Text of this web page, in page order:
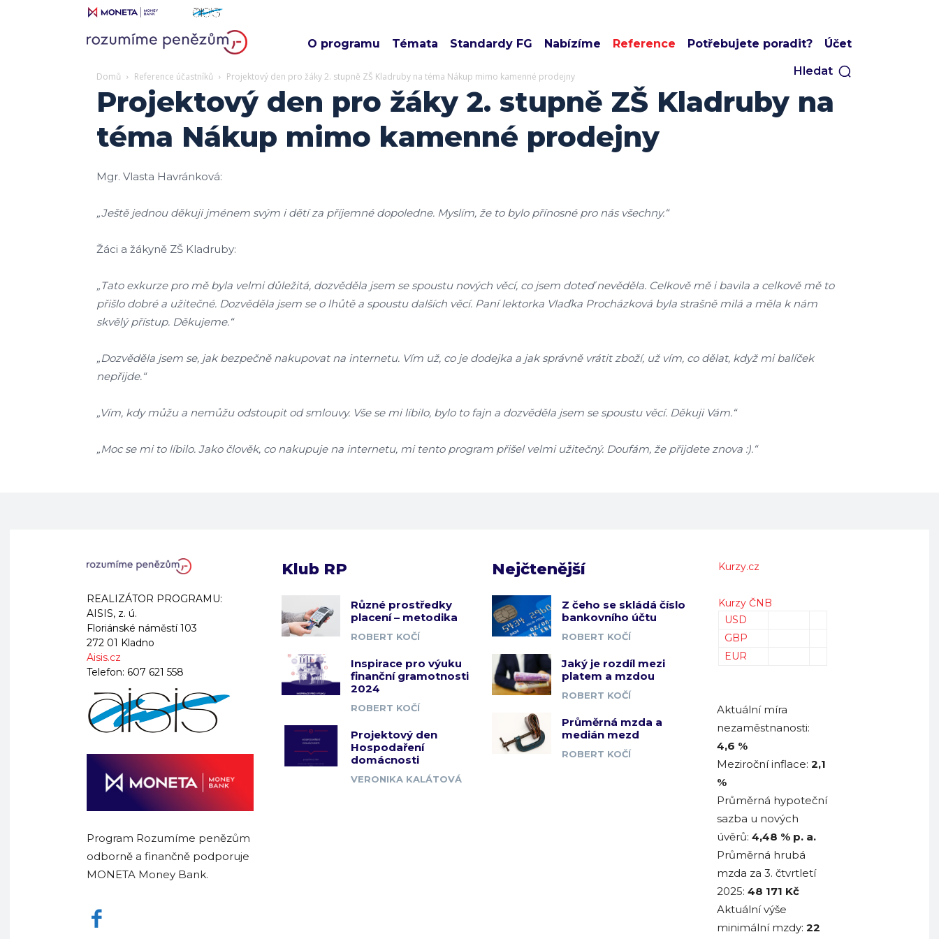
O programu Témata Standardy FG Nabízíme Reference Potřebujete poradit? Účet
Hledat
Domů Reference účastníků Projektový den pro žáky 2. stupně ZŠ Kladruby na téma Nákup mimo kamenné prodejny
Projektový den pro žáky 2. stupně ZŠ Kladruby na
téma Nákup mimo kamenné prodejny
Mgr. Vlasta Havránková:
„Ještě jednou děkuji jménem svým i dětí za příjemné dopoledne. Myslím, že to bylo přínosné pro nás všechny.“
Žáci a žákyně ZŠ Kladruby:
„Tato exkurze pro mě byla velmi důležitá, dozvěděla jsem se spoustu nových věcí, co jsem doteď nevěděla. Celkově mě i bavila a celkově mě to
přišlo dobré a užitečné. Dozvěděla jsem se o lhůtě a spoustu dalších věcí. Paní lektorka Vlaďka Procházková byla strašně milá a měla k nám
skvělý přístup. Děkujeme.“
„Dozvěděla jsem se, jak bezpečně nakupovat na internetu. Vím už, co je dodejka a jak správně vrátit zboží, už vím, co dělat, když mi balíček
nepřijde.“
„Vím, kdy můžu a nemůžu odstoupit od smlouvy. Vše se mi líbilo, bylo to fajn a dozvěděla jsem se spoustu věcí. Děkuji Vám.“
„Moc se mi to líbilo. Jako člověk, co nakupuje na internetu, mi tento program přišel velmi užitečný. Doufám, že přijdete znova :).“
REALIZÁTOR PROGRAMU:
AISIS, z. ú.
Floriánské náměstí 103
272 01 Kladno
Aisis.cz
Telefon: 607 621 558
Program Rozumíme penězům
odborně a finančně podporuje
MONETA Money Bank.
Klub RP
Různé prostředky
placení – metodika
ROBERT KOČÍ
Inspirace pro výuku
finanční gramotnosti
2024
ROBERT KOČÍ
Projektový den
Hospodaření
domácnosti
VERONIKA KALÁTOVÁ
Nejčtenější
Z čeho se skládá číslo
bankovního účtu
ROBERT KOČÍ
Jaký je rozdíl mezi
platem a mzdou
ROBERT KOČÍ
Průměrná mzda a
medián mezd
ROBERT KOČÍ
Kurzy.cz
Kurzy ČNB
USD
GBP
EUR
Aktuální míra
nezaměstnanosti:
4,6 %
Meziroční inflace: 2,1
%
Průměrná hypoteční
sazba u nových
úvěrů: 4,48 % p. a.
Průměrná hrubá
mzda za 3. čtvrtletí
2025: 48 171 Kč
Aktuální výše
minimální mzdy: 22